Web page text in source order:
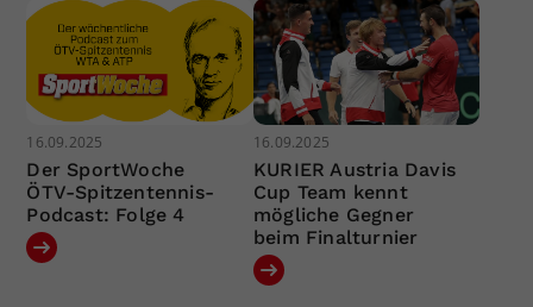
16.09.2025
Der SportWoche
ÖTV-Spitzentennis-
Podcast: Folge 4
16.09.2025
KURIER Austria Davis
Cup Team kennt
mögliche Gegner
beim Finalturnier